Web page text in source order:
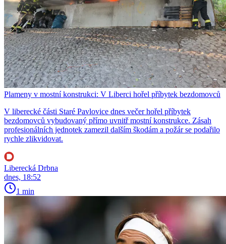
Plameny v mostní konstrukci: V Liberci hořel příbytek bezdomovců
V liberecké části Staré Pavlovice dnes večer hořel příbytek
bezdomovců vybudovaný přímo uvnitř mostní konstrukce. Zásah
profesionálních jednotek zamezil dalším škodám a požár se podařilo
rychle zlikvidovat.
Liberecká Drbna
dnes, 18:52
1 min